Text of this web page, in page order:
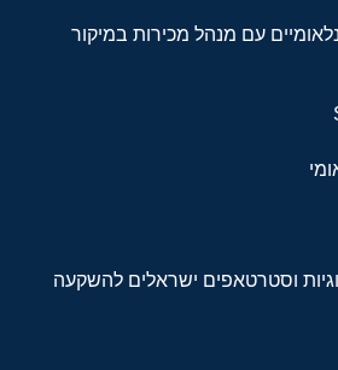
עם מנהל מכירות במיקור
וסטרטאפים ישראלים להשקעה